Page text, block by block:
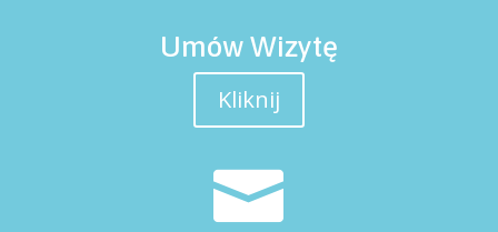
Umów Wizytę
Kliknij
